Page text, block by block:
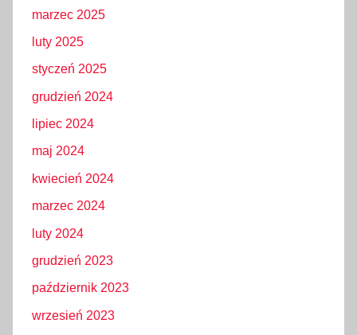
marzec 2025
luty 2025
styczeń 2025
grudzień 2024
lipiec 2024
maj 2024
kwiecień 2024
marzec 2024
luty 2024
grudzień 2023
październik 2023
wrzesień 2023